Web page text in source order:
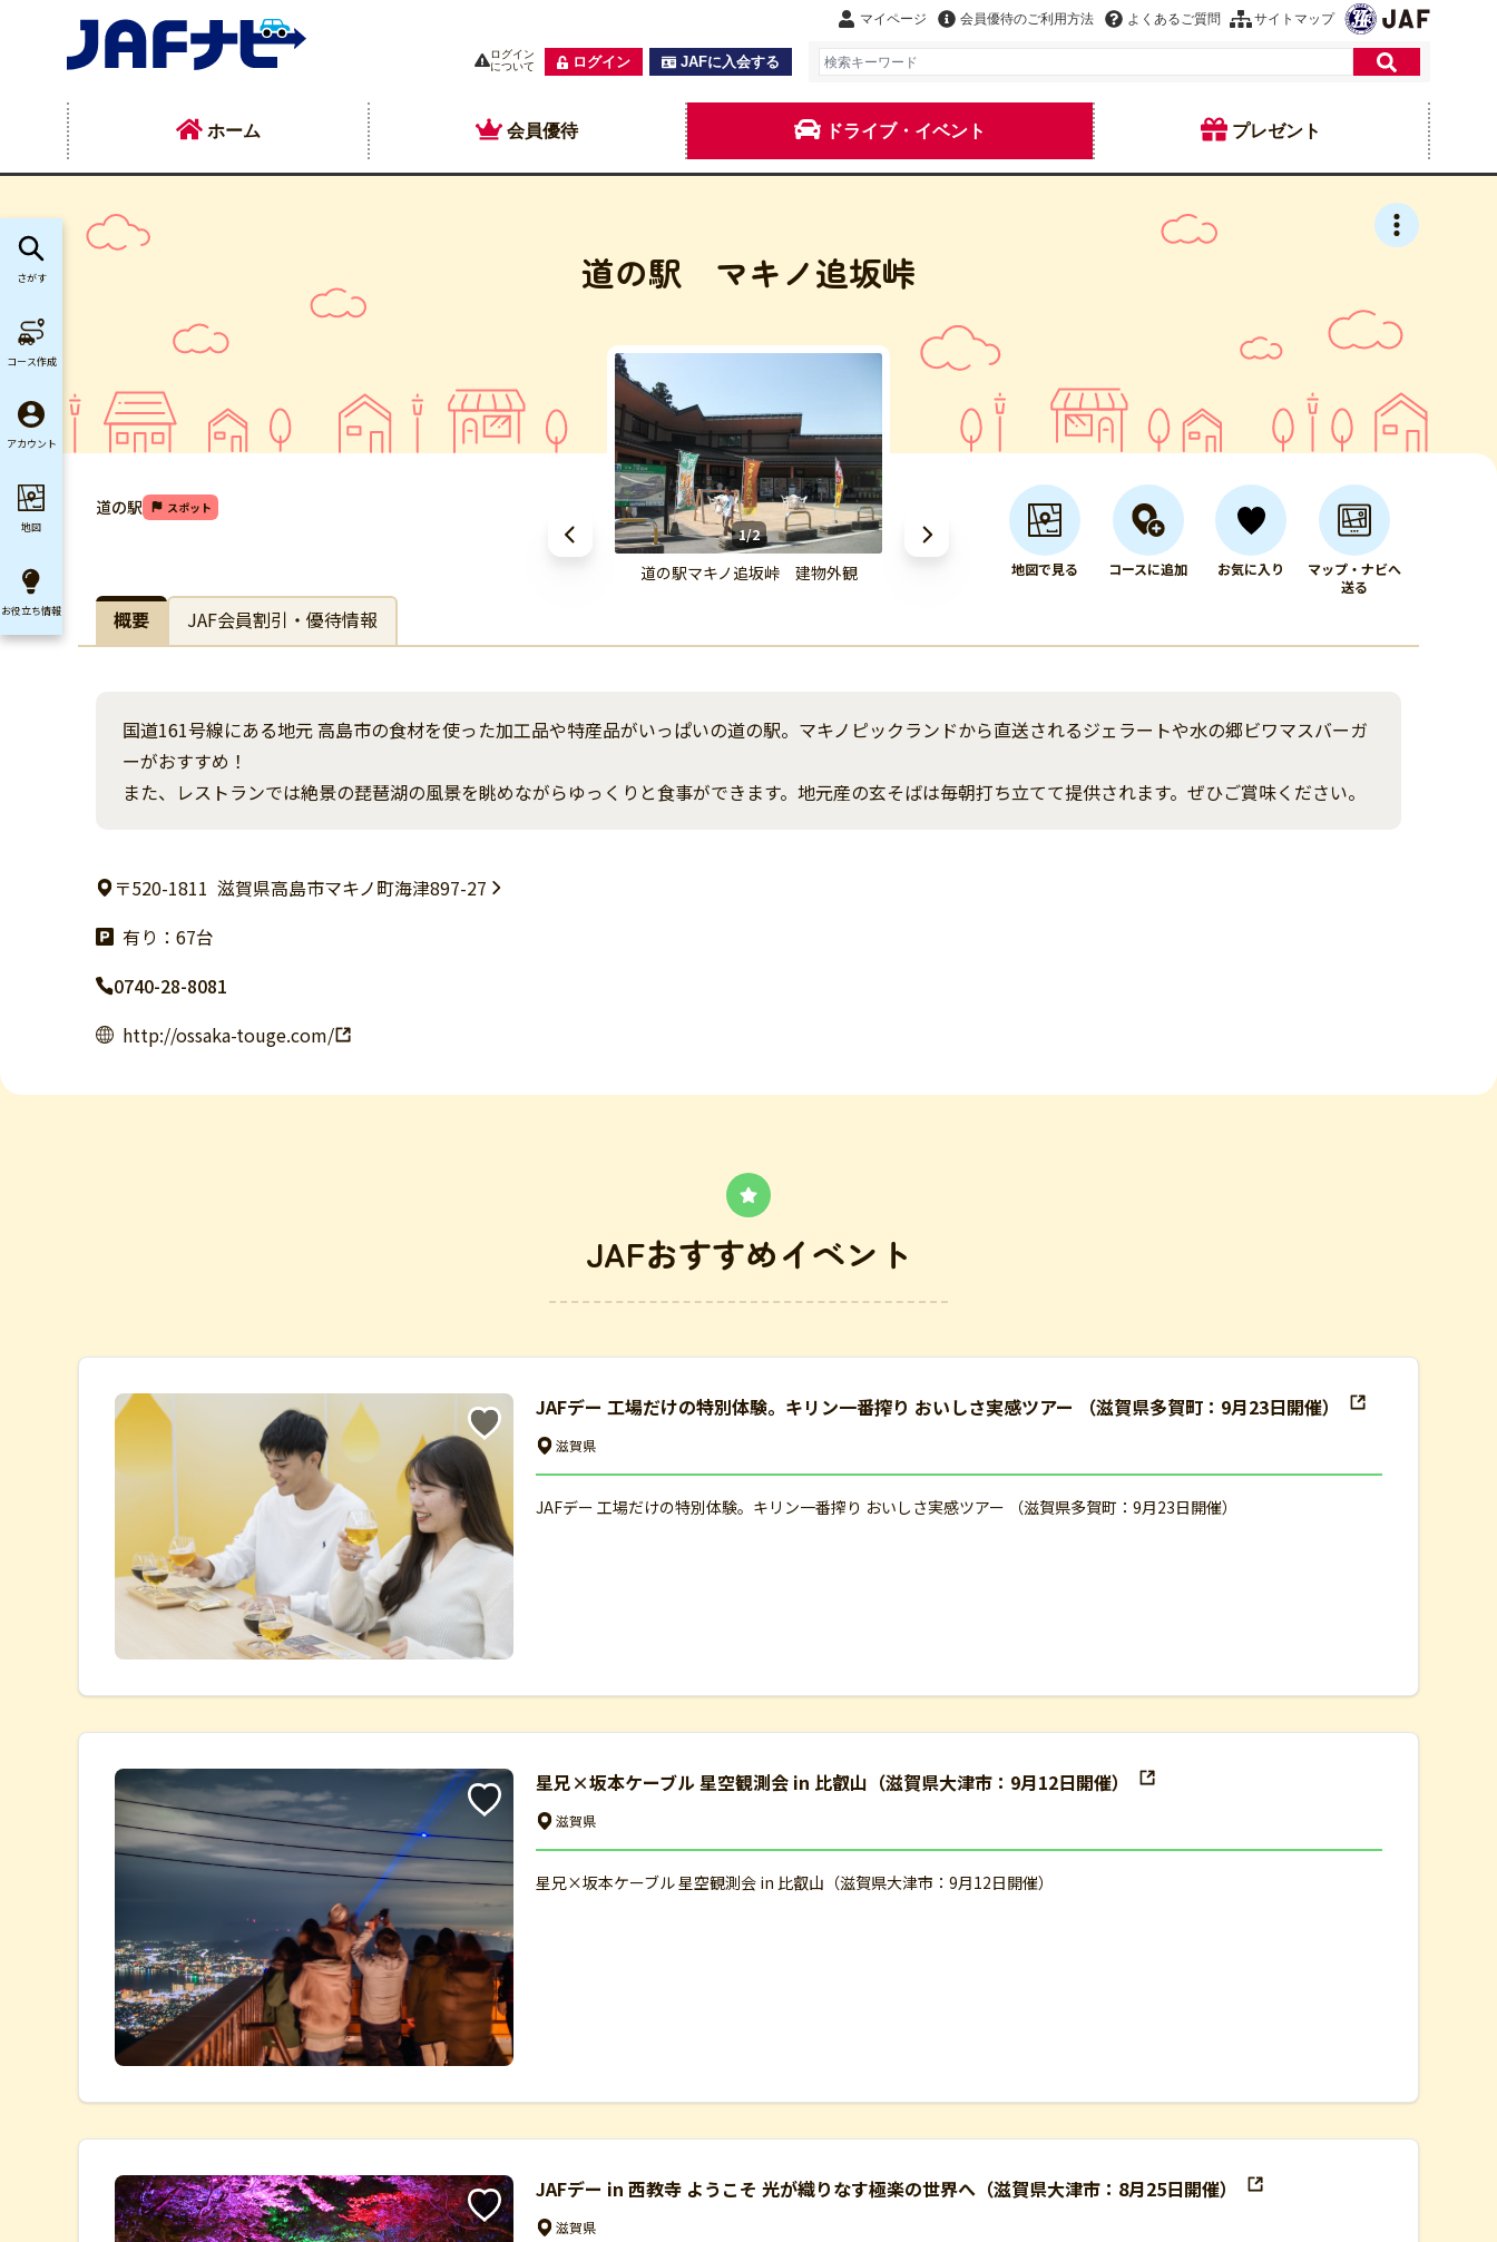
マイページ 会員優待のご利用方法 よくあるご質問 サイトマップ
ログイン
について
ログイン JAFに入会する
ホーム 会員優待 ドライブ・イベント プレゼント
道の駅 マキノ追坂峠
1/2
道の駅マキノ追坂峠 建物外観
道の駅 スポット
地図で見る コースに追加 お気に入り
マップ・ナビへ
送る
概要 JAF会員割引・優待情報
国道161号線にある地元 高島市の食材を使った加工品や特産品がいっぱいの道の駅。マキノピックランドから直送されるジェラートや水の郷ビワマスバーガ
ーがおすすめ！
また、レストランでは絶景の琵琶湖の風景を眺めながらゆっくりと食事ができます。地元産の玄そばは毎朝打ち立てて提供されます。ぜひご賞味ください。
〒520-1811 滋賀県高島市マキノ町海津897-27
有り：67台
0740-28-8081
http://ossaka-touge.com/
JAFおすすめイベント
JAFデー 工場だけの特別体験。キリン一番搾り おいしさ実感ツアー （滋賀県多賀町：9月23日開催）
滋賀県
JAFデー 工場だけの特別体験。キリン一番搾り おいしさ実感ツアー （滋賀県多賀町：9月23日開催）
星兄×坂本ケーブル 星空観測会 in 比叡山（滋賀県大津市：9月12日開催）
滋賀県
星兄×坂本ケーブル 星空観測会 in 比叡山（滋賀県大津市：9月12日開催）
JAFデー in 西教寺 ようこそ 光が織りなす極楽の世界へ（滋賀県大津市：8月25日開催）
滋賀県
さがす
コース作成
アカウント
地図
お役立ち情報